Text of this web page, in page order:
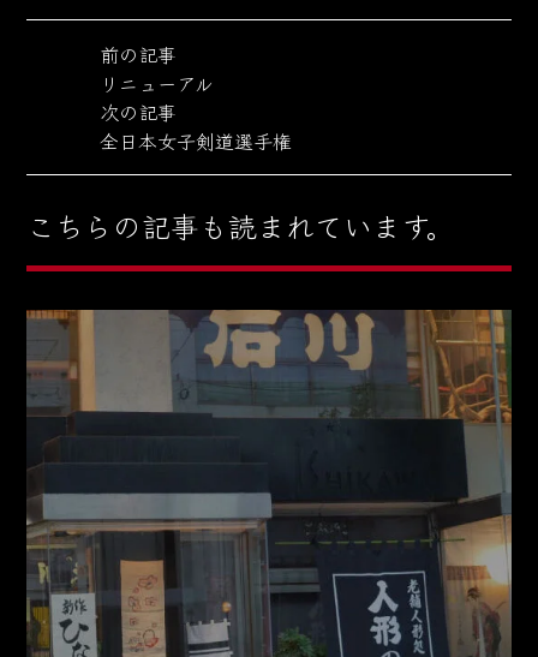
前の記事
リニューアル
次の記事
全日本女子剣道選手権
こちらの記事も読まれています。